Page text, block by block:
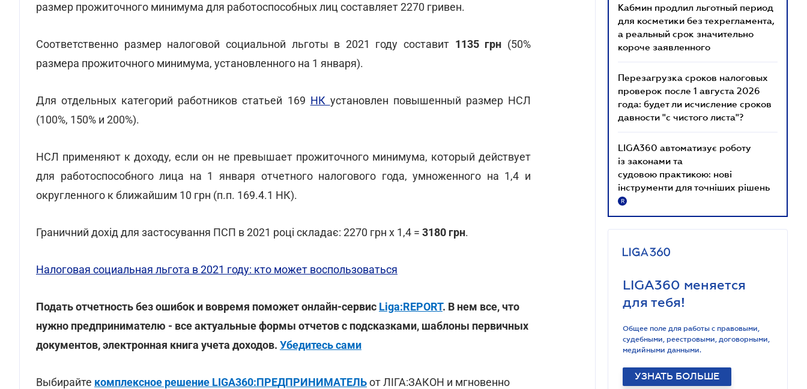
размер прожиточного минимума для работоспособных лиц составляет 2270 гривен.
Соответственно размер налоговой социальной льготы в 2021 году составит 1135 грн (50%
размера прожиточного минимума, установленного на 1 января).
Для отдельных категорий работников статьей 169 НК установлен повышенный размер НСЛ
(100%, 150% и 200%).
НСЛ применяют к доходу, если он не превышает прожиточного минимума, который действует
для работоспособного лица на 1 января отчетного налогового года, умноженного на 1,4 и
округленного к ближайшим 10 грн (п.п. 169.4.1 НК).
Граничний дохід для застосування ПСП в 2021 році складає: 2270 грн х 1,4 = 3180 грн.
Налоговая социальная льгота в 2021 году: кто может воспользоваться
Подать отчетность без ошибок и вовремя поможет онлайн-сервис Liga:REPORT. В нем все, что
нужно предпринимателю - все актуальные формы отчетов с подсказками, шаблоны первичных
документов, электронная книга учета доходов. Убедитесь сами
Выбирайте комплексное решение LIGA360:ПРЕДПРИНИМАТЕЛЬот ЛІГА:ЗАКОН и мгновенно
Кабмин продлил льготный период
для косметики без техрегламента,
а реальный срок значительно
короче заявленного
Перезагрузка сроков налоговых
проверок после 1 августа 2026
года: будет ли исчисление сроков
давности "с чистого листа"?
LIGA360 автоматизує роботу
із законами та
судовою практикою: нові
інструменти для точніших рішень
R
LIGA360 меняется
для тебя!
Общее поле для работы с правовыми,
судебными, реестровыми, договорными,
медийными данными.
УЗНАТЬ БОЛЬШЕ